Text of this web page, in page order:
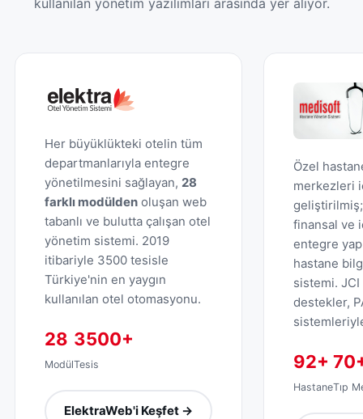
Her büyüklükteki otelin tüm
departmanlarıyla entegre
yönetilmesini sağlayan, 28
farklı modülden oluşan web
tabanlı ve bulutta çalışan otel
yönetim sistemi. 2019
itibariyle 3500 tesisle
Türkiye'nin en yaygın
kullanılan otel otomasyonu.
28
Modül
3500+
Tesis
ElektraWeb'i Keşfet →
Özel
merkezleri
finansal ve
entegre
hastane
sistemi. JCI
destekler,
92+
HastaneTıp